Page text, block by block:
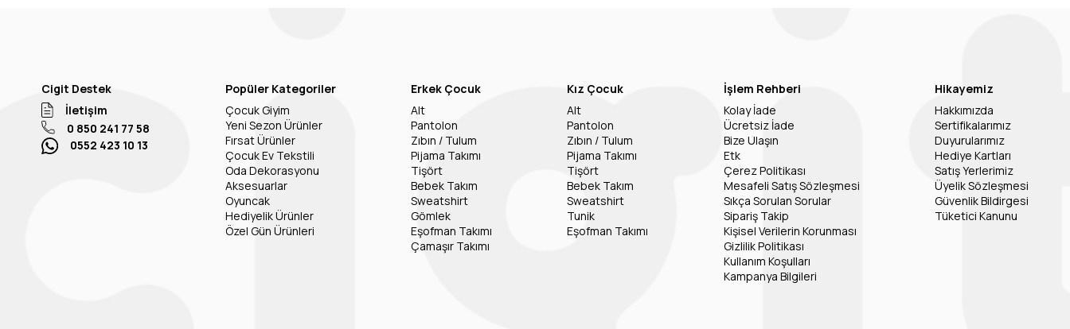
Cigit Destek
İletişim
0 850 241 77 58
0552 423 10 13
Popüler Kategoriler
Çocuk Giyim
Yeni Sezon Ürünler
Fırsat Ürünler
Çocuk Ev Tekstili
Oda Dekorasyonu
Aksesuarlar
Oyuncak
Hediyelik Ürünler
Özel Gün Ürünleri
Erkek Çocuk
Alt
Pantolon
Zıbın / Tulum
Pijama Takımı
Tişört
Bebek Takım
Sweatshirt
Gömlek
Eşofman Takımı
Çamaşır Takımı
Kız Çocuk
Alt
Pantolon
Zıbın / Tulum
Pijama Takımı
Tişört
Bebek Takım
Sweatshirt
Tunik
Eşofman Takımı
İşlem Rehberi
Kolay İade
Ücretsiz İade
Bize Ulaşın
Etk
Çerez Politikası
Mesafeli Satış Sözleşmesi
Sıkça Sorulan Sorular
Sipariş Takip
Kişisel Verilerin Korunması
Gizlilik Politikası
Kullanım Koşulları
Kampanya Bilgileri
Hikayemiz
Hakkımızda
Sertifikalarımız
Duyurularımız
Hediye Kartları
Satış Yerlerimiz
Üyelik Sözleşmesi
Güvenlik Bildirgesi
Tüketici Kanunu